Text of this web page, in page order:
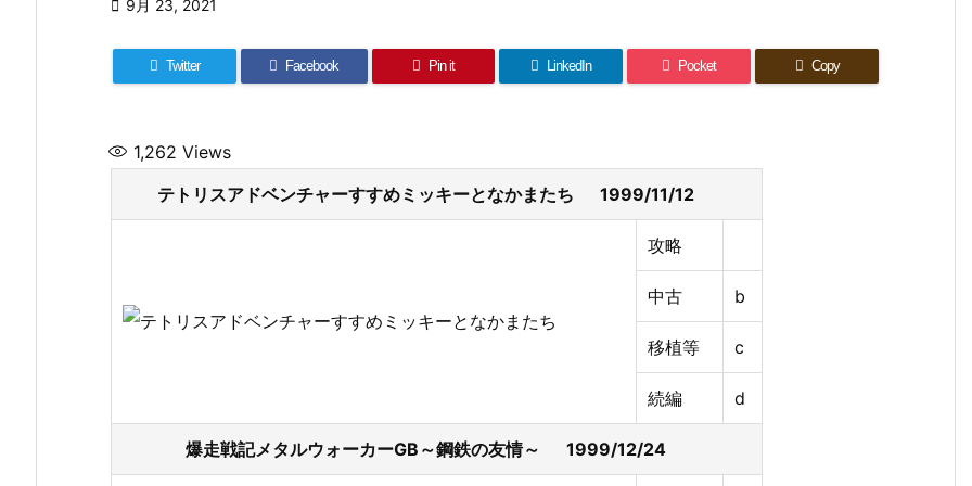
 9月 23, 2021
Twitter Facebook Pin it LinkedIn Pocket Copy
1,262 Views
テトリスアドベンチャーすすめミッキーとなかまたち 1999/11/12
攻略
中古 b
移植等 c
続編 d
爆走戦記メタルウォーカーGB～鋼鉄の友情～ 1999/12/24